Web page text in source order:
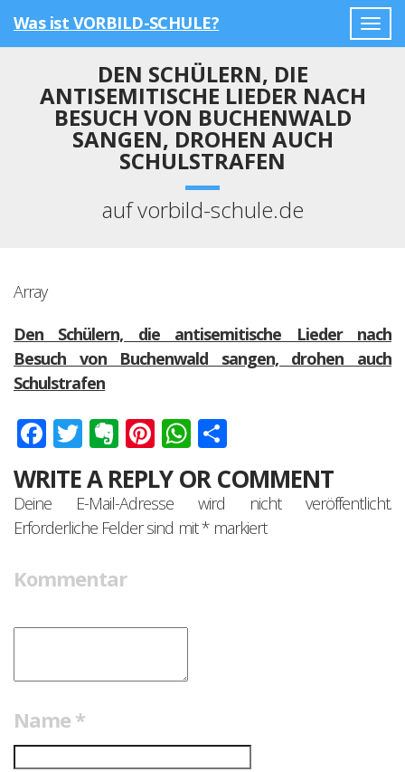
Was ist VORBILD-SCHULE?
DEN SCHÜLERN, DIE
ANTISEMITISCHE LIEDER NACH
BESUCH VON BUCHENWALD
SANGEN, DROHEN AUCH
SCHULSTRAFEN
auf vorbild-schule.de
Array
Den Schülern, die antisemitische Lieder nach
Besuch von Buchenwald sangen, drohen auch
Schulstrafen
Facebook
Twitter
Evernote
Pinterest
WhatsApp
WRITE A REPLY OR COMMENT
Deine E-Mail-Adresse wird nicht veröffentlicht.
Erforderliche Felder sind mit*markiert
Kommentar
Name *